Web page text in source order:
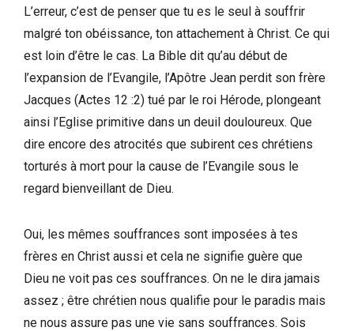
L’erreur, c’est de penser que tu es le seul à souffrir
malgré ton obéissance, ton attachement à Christ. Ce qui
est loin d’être le cas. La Bible dit qu’au début de
l’expansion de l’Evangile, l’Apôtre Jean perdit son frère
Jacques (Actes 12 :2) tué par le roi Hérode, plongeant
ainsi l’Eglise primitive dans un deuil douloureux. Que
dire encore des atrocités que subirent ces chrétiens
torturés à mort pour la cause de l’Evangile sous le
regard bienveillant de Dieu.
Oui, les mêmes souffrances sont imposées à tes
frères en Christ aussi et cela ne signifie guère que
Dieu ne voit pas ces souffrances. On ne le dira jamais
assez ; être chrétien nous qualifie pour le paradis mais
ne nous assure pas une vie sans souffrances. Sois